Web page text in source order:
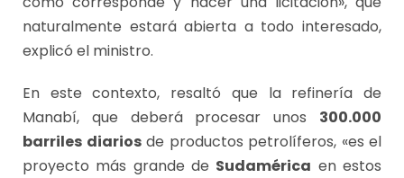
naturalmente estará abierta a todo interesado,
explicó el ministro.
En este contexto, resaltó que la refinería de
Manabí, que deberá procesar unos 300.000
barriles diariosde productos petrolíferos, «es el
proyecto más grande de Sudamérica en estos